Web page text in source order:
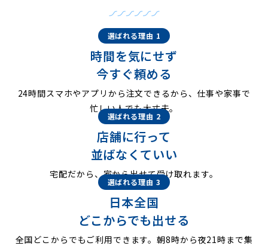
選ばれる理由 1
時間を気にせず
今すぐ頼める
24時間スマホやアプリから注文できるから、仕事や家事で
忙しい人でも大丈夫。
選ばれる理由 2
店舗に行って
並ばなくていい
宅配だから、家から出せて受け取れます。
選ばれる理由 3
日本全国
どこからでも出せる
全国どこからでもご利用できます。朝8時から夜21時まで集